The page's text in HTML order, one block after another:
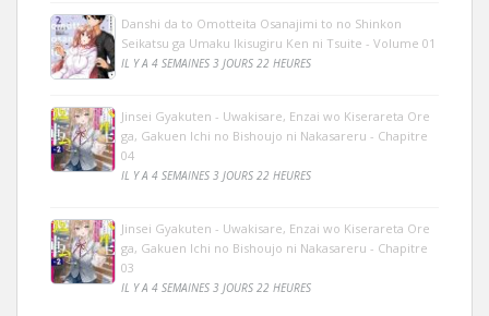
Danshi da to Omotteita Osanajimi to no Shinkon
Seikatsu ga Umaku Ikisugiru Ken ni Tsuite - Volume 01
IL Y A 4 SEMAINES 3 JOURS 22 HEURES
Jinsei Gyakuten - Uwakisare, Enzai wo Kiserareta Ore
ga, Gakuen Ichi no Bishoujo ni Nakasareru - Chapitre
04
IL Y A 4 SEMAINES 3 JOURS 22 HEURES
Jinsei Gyakuten - Uwakisare, Enzai wo Kiserareta Ore
ga, Gakuen Ichi no Bishoujo ni Nakasareru - Chapitre
03
IL Y A 4 SEMAINES 3 JOURS 22 HEURES